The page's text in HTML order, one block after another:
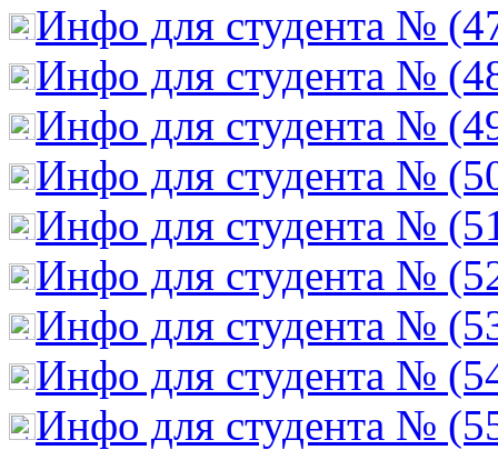
Инфо для студента №
Инфо для студента №
Инфо для студента №
Инфо для студента №
Инфо для студента №
Инфо для студента №
Инфо для студента №
Инфо для студента №
Инфо для студента №